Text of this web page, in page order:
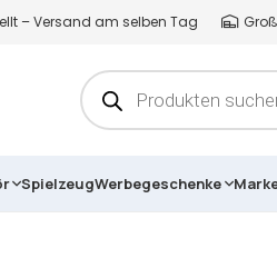
– Versand am selben Tag
Products
search
SpielzeugWerbegeschenke